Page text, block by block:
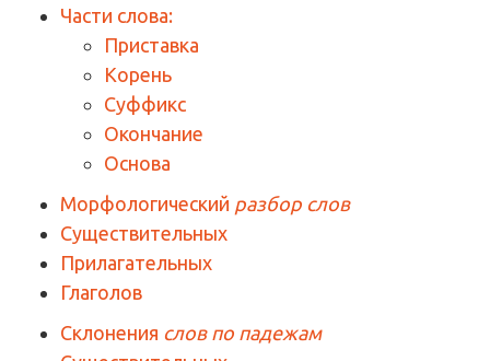
Части слова:
Приставка
Корень
Суффикс
Окончание
Основа
Морфологический разбор слов
Существительных
Прилагательных
Глаголов
Склонения слов по падежам